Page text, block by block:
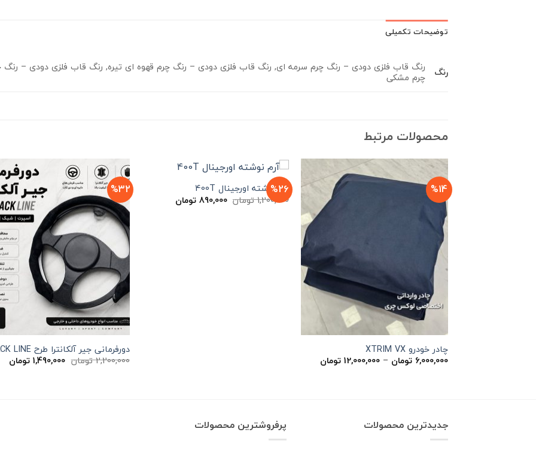
توضیحات تکمیلی
رنگ رنگ قاب فلزی دودی – رنگ چرم سرمه ای, رنگ قاب فلزی دودی – رنگ چرم قهوه ای تیره, رنگ قاب فلزی دودی –
چرم مشکی
محصولات مرتبط
%14
چادر خودرو XTRIM VX
6,000,000 تومان –
12,000,000 تومانمحدوده
قیمت:
%26
آرم نوشته اورجینال 400T
1,200,000 تومان قیمت
اصلی
890,000 تومان
890,000 تومان
%32
دورفرمانی جیر آلکانترا طرح BLACK LINE
2,200,000 تومان قیمت
اصلی
1,490,000 تومان
فعلی
جدیدترین محصولات پرفروشترین محصولات